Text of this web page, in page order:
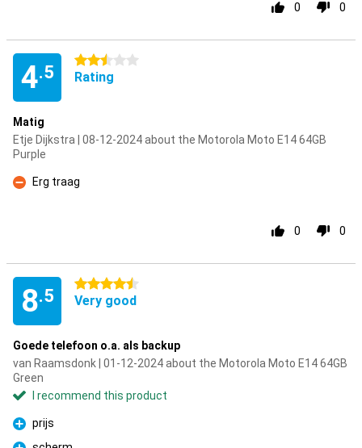
0 0
4.5
2.5 stars
Rating
Matig
Etje Dijkstra | 08-12-2024 about the Motorola Moto E14 64GB
Purple
Con
Erg traag
0 0
8.5
4.5 stars
Very good
Goede telefoon o.a. als backup
van Raamsdonk | 01-12-2024 about the Motorola Moto E14 64GB
Green
I recommend this product
Pro
prijs